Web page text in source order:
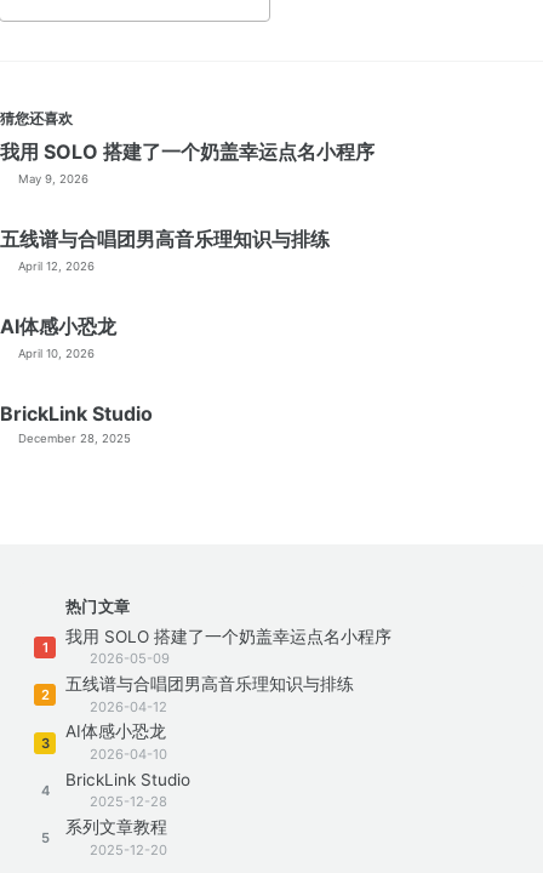
猜您还喜欢
我用 SOLO 搭建了一个奶盖幸运点名小程序
May 9, 2026
五线谱与合唱团男高音乐理知识与排练
April 12, 2026
AI体感小恐龙
April 10, 2026
BrickLink Studio
December 28, 2025
热门文章
1
我用 SOLO 搭建了一个奶盖幸运点名小程序
2026-05-09
2
五线谱与合唱团男高音乐理知识与排练
2026-04-12
3
AI体感小恐龙
2026-04-10
4
BrickLink Studio
2025-12-28
5
系列文章教程
2025-12-20